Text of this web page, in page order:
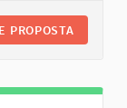
PROPOSTA